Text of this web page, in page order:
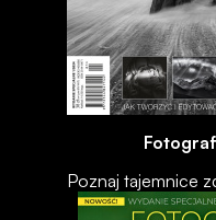
Poznaj tajemnice